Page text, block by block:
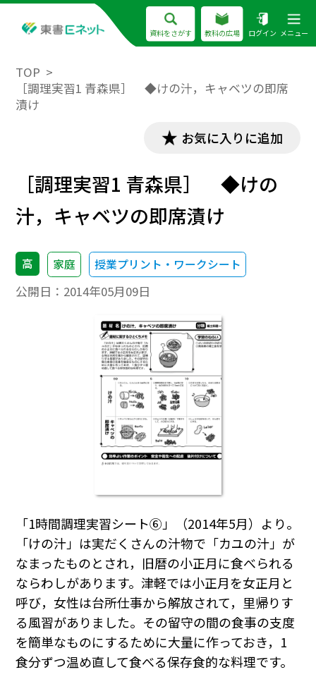
資料をさがす 教科の広場 ログイン メニュー
TOP
［調理実習1 青森県］ ◆けの汁，キャベツの即席
漬け
お気に入りに追加
［調理実習1 青森県］ ◆けの
汁，キャベツの即席漬け
高 家庭 授業プリント・ワークシート
公開日： 2014年05月09日
「1時間調理実習シート⑥」（2014年5月）より。
「けの汁」は実だくさんの汁物で「カユの汁」が
なまったものとされ，旧暦の小正月に食べられる
ならわしがあります。津軽では小正月を女正月と
呼び，女性は台所仕事から解放されて，里帰りす
る風習がありました。その留守の間の食事の支度
を簡単なものにするために大量に作っておき，1
食分ずつ温め直して食べる保存食的な料理です。